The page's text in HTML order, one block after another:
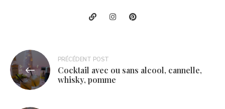
Navigation
de
l’article
PRÉCÉDENT POST
Cocktail avec ou sans alcool, cannelle,
whisky, pomme